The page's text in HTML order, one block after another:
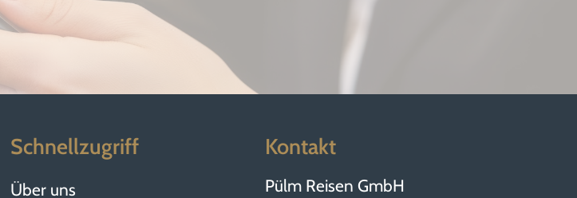
Schnellzugriff
Über uns
Kontakt
Pülm Reisen GmbH